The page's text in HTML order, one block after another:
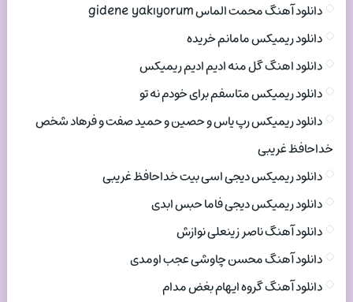
دانلود آهنگ محمت الماس gidene yakıyorum
دانلود ریمیکس مامانم خریده
دانلود اهنگ گل منه ادیم ادیم ریمیکس
دانلود ریمیکس متاسفم برای خودم نه تو
دانلود ریمیکس رپ یاس و حصین و حمید صفت و فرهاد شخص
خداحافظ غریبی
دانلود ریمیکس دیجی اسی بیت خداحافظ غریبی
دانلود ریمیکس دیجی فاما حبس ابدی
دانلود آهنگ ناصر زینعلی نوازش
دانلود آهنگ محسن چاوشی عجب اومدی
دانلود آهنگ گروه ایهام بغض مدام